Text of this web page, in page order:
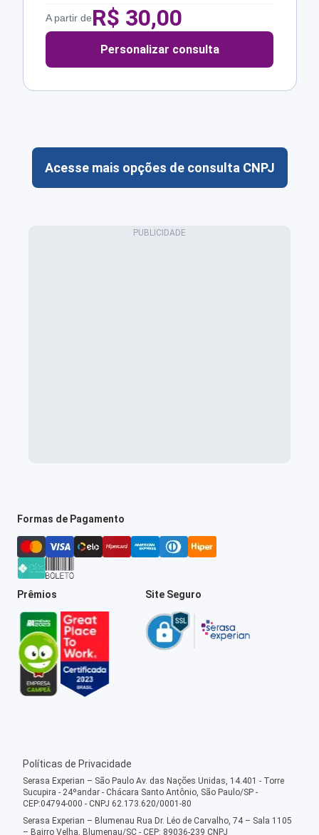
A partir deR$ 30,00
Personalizar consulta
Acesse mais opções de consulta CNPJ
Formas de Pagamento
Prêmios Site Seguro
Políticas de Privacidade
Serasa Experian – São Paulo Av. das Nações Unidas, 14.401 - Torre
Sucupira - 24ºandar - Chácara Santo Antônio, São Paulo/SP -
CEP:04794-000 - CNPJ 62.173.620/0001-80
Serasa Experian – Blumenau Rua Dr. Léo de Carvalho, 74 – Sala 1105
– Bairro Velha, Blumenau/SC - CEP: 89036-239 CNPJ